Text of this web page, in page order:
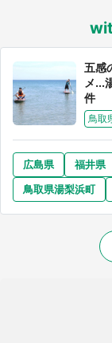
五感
メ...
件
鳥取
広島県 福井県
鳥取県湯梨浜町